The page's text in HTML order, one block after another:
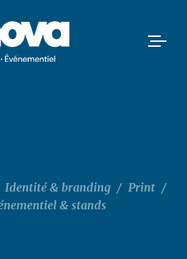
Identité & branding / Print /
& stands